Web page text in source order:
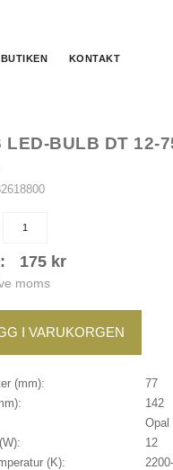
BUTIKEN KONTAKT
LED-BULB DT 12-
175 kr
moms
I VARUKORGEN
(mm):
77
142
Opal
12
(K):